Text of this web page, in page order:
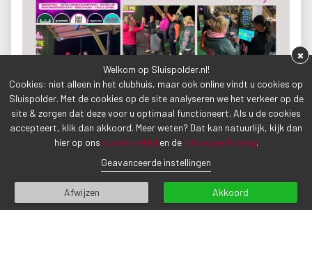
VORIG BERICHT VOLGEND BERICHT
Welkom op Sluispolder.nl!
Cookies: niet alleen in het clubhuis, maar ook online vindt u cookies op
Sluispolder. Met de cookies op de site analyseren we het verkeer op de
site & zorgen dat deze voor u optimaal functioneert. Als u de cookies
accepteert, klik dan akkoord. Meer weten? Dat kan natuurlijk, kijk dan
hier op ons cookie beleid en de privacyverklaring.
Geavanceerde instellingen
Afwijzen Akkoord
×